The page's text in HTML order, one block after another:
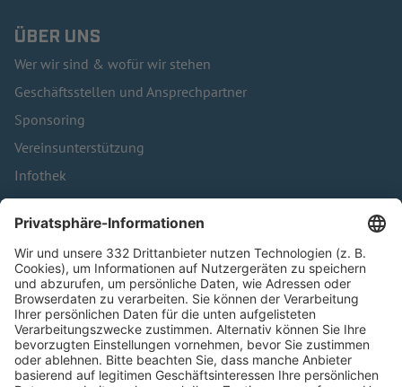
ÜBER UNS
Wer wir sind & wofür wir stehen
Geschäftsstellen und Ansprechpartner
Sponsoring
Vereinsunterstützung
Infothek
Kontakt
HÄUFIG BESUCHTE SEITEN
Pässe und Vereinswechsel
Trainerausbildung
Schulungsangebot Vereinsmitarbeiter
BFV-Geschäftsstellen